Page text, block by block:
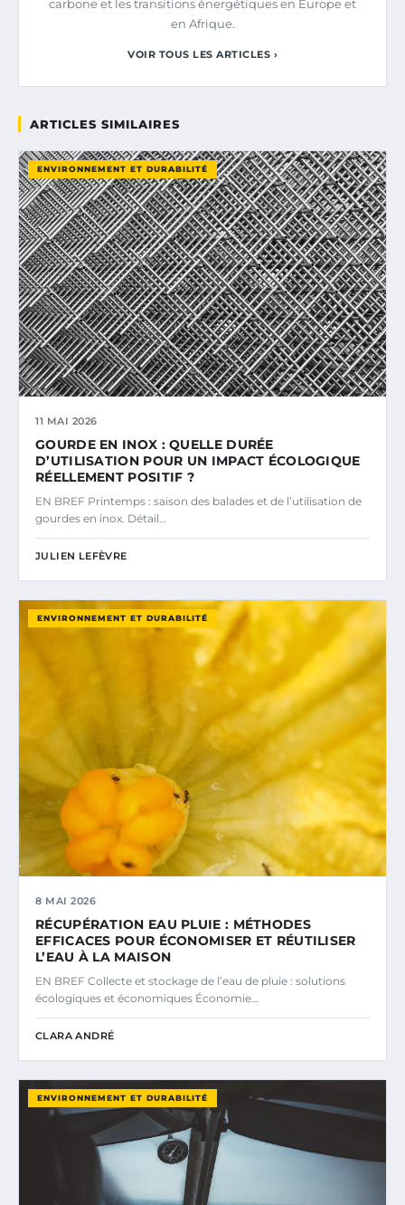
carbone et les transitions énergétiques en Europe et
en Afrique.
VOIR TOUS LES ARTICLES ›
ARTICLES SIMILAIRES
ENVIRONNEMENT ET DURABILITÉ
11 MAI 2026
GOURDE EN INOX : QUELLE DURÉE
D’UTILISATION POUR UN IMPACT ÉCOLOGIQUE
RÉELLEMENT POSITIF ?
EN BREF Printemps : saison des balades et de l’utilisation de
gourdes en inox. Détail…
JULIEN LEFÈVRE
ENVIRONNEMENT ET DURABILITÉ
8 MAI 2026
RÉCUPÉRATION EAU PLUIE : MÉTHODES
EFFICACES POUR ÉCONOMISER ET RÉUTILISER
L’EAU À LA MAISON
EN BREF Collecte et stockage de l’eau de pluie : solutions
écologiques et économiques Économie…
CLARA ANDRÉ
ENVIRONNEMENT ET DURABILITÉ